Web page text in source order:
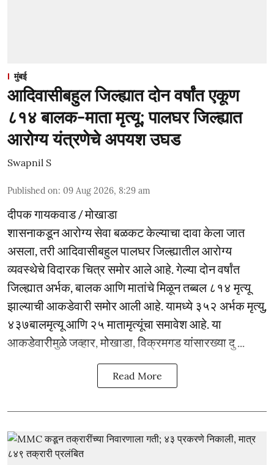
मुंबई
आदिवासीबहुल जिल्ह्यात दोन वर्षांत एकूण
८१४ बालक-माता मृत्यू; पालघर जिल्ह्यात
आरोग्य यंत्रणेचे अपयश उघड
Swapnil S
Published on: 09 Aug 2026, 8:29 am
दीपक गायकवाड / मोखाडा
शासनाकडून आरोग्य सेवा बळकट केल्याचा दावा केला जात
असला, तरी आदिवासीबहुल पालघर जिल्ह्यातील आरोग्य
व्यवस्थेचे विदारक चित्र समोर आले आहे. गेल्या दोन वर्षांत
जिल्ह्यात अर्भक, बालक आणि मातांचे मिळून तब्बल ८१४ मृत्यू
झाल्याची आकडेवारी समोर आली आहे. यामध्ये ३५२ अर्भक मृत्यु,
४३७बालमृत्यू आणि २५ मातामृत्यूंचा समावेश आहे. या
आकडेवारीमुळे जव्हार, मोखाडा, विक्रमगड यांसारख्या दु ...
Read More